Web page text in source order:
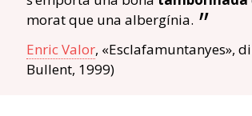
morat que una albergínia.
Enric Valor, «Esclafamuntanyes»,
Bullent, 1999)